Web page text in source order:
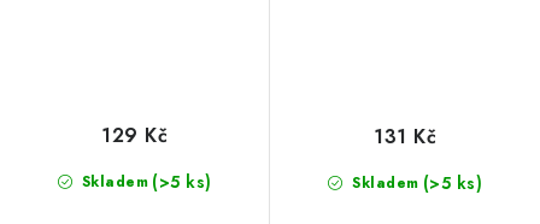
OŘECHY NATURAL
Skladem (>5 ks)
129 Kč
Skladem (>5 ks)
131 Kč